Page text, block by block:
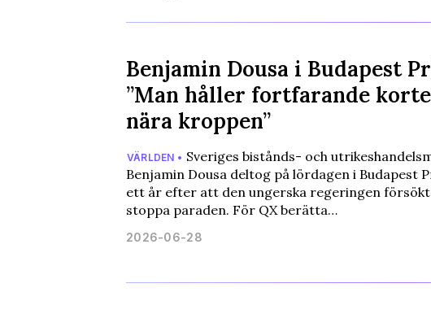
Benjamin Dousa i Budapest
”Man håller fortfarande
nära kroppen”
VÄRLDEN • Sveriges bistånds- och
Benjamin Dousa deltog på lördagen i Budapest
ett år efter att den ungerska regeringen
stoppa paraden. För QX berätta…
2026-06-28